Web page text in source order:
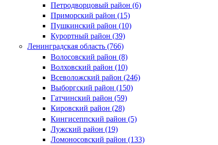
Петродворцовый район (6)
Приморский район (15)
Пушкинский район (10)
Курортный район (39)
Ленинградская область (766)
Волосовский район (8)
Волховский район (10)
Всеволожский район (246)
Выборгский район (150)
Гатчинский район (59)
Кировский район (28)
Кингисеппский район (5)
Лужский район (19)
Ломоносовский район (133)